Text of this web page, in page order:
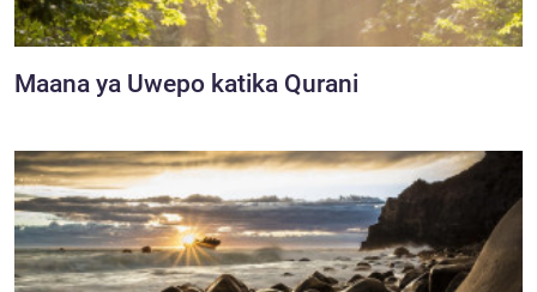
Maana ya Uwepo katika Qurani